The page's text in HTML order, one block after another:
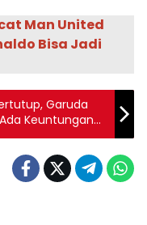
Man United
Bisa Jadi
Garuda
Keuntungan